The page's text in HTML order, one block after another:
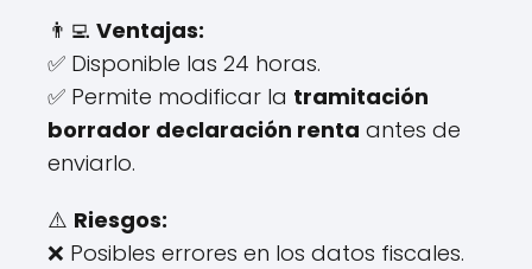
👨‍💻 Ventajas:
✅ Disponible las 24 horas.
✅ Permite modificar la tramitación
borrador declaración renta antes de
enviarlo.
⚠️ Riesgos:
❌ Posibles errores en los datos fiscales.